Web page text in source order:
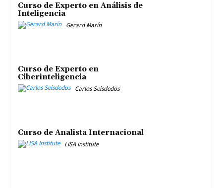
Curso de Experto en Análisis de
Inteligencia
Gerard Marín
Curso de Experto en
Ciberinteligencia
Carlos Seisdedos
Curso de Analista Internacional
LISA Institute